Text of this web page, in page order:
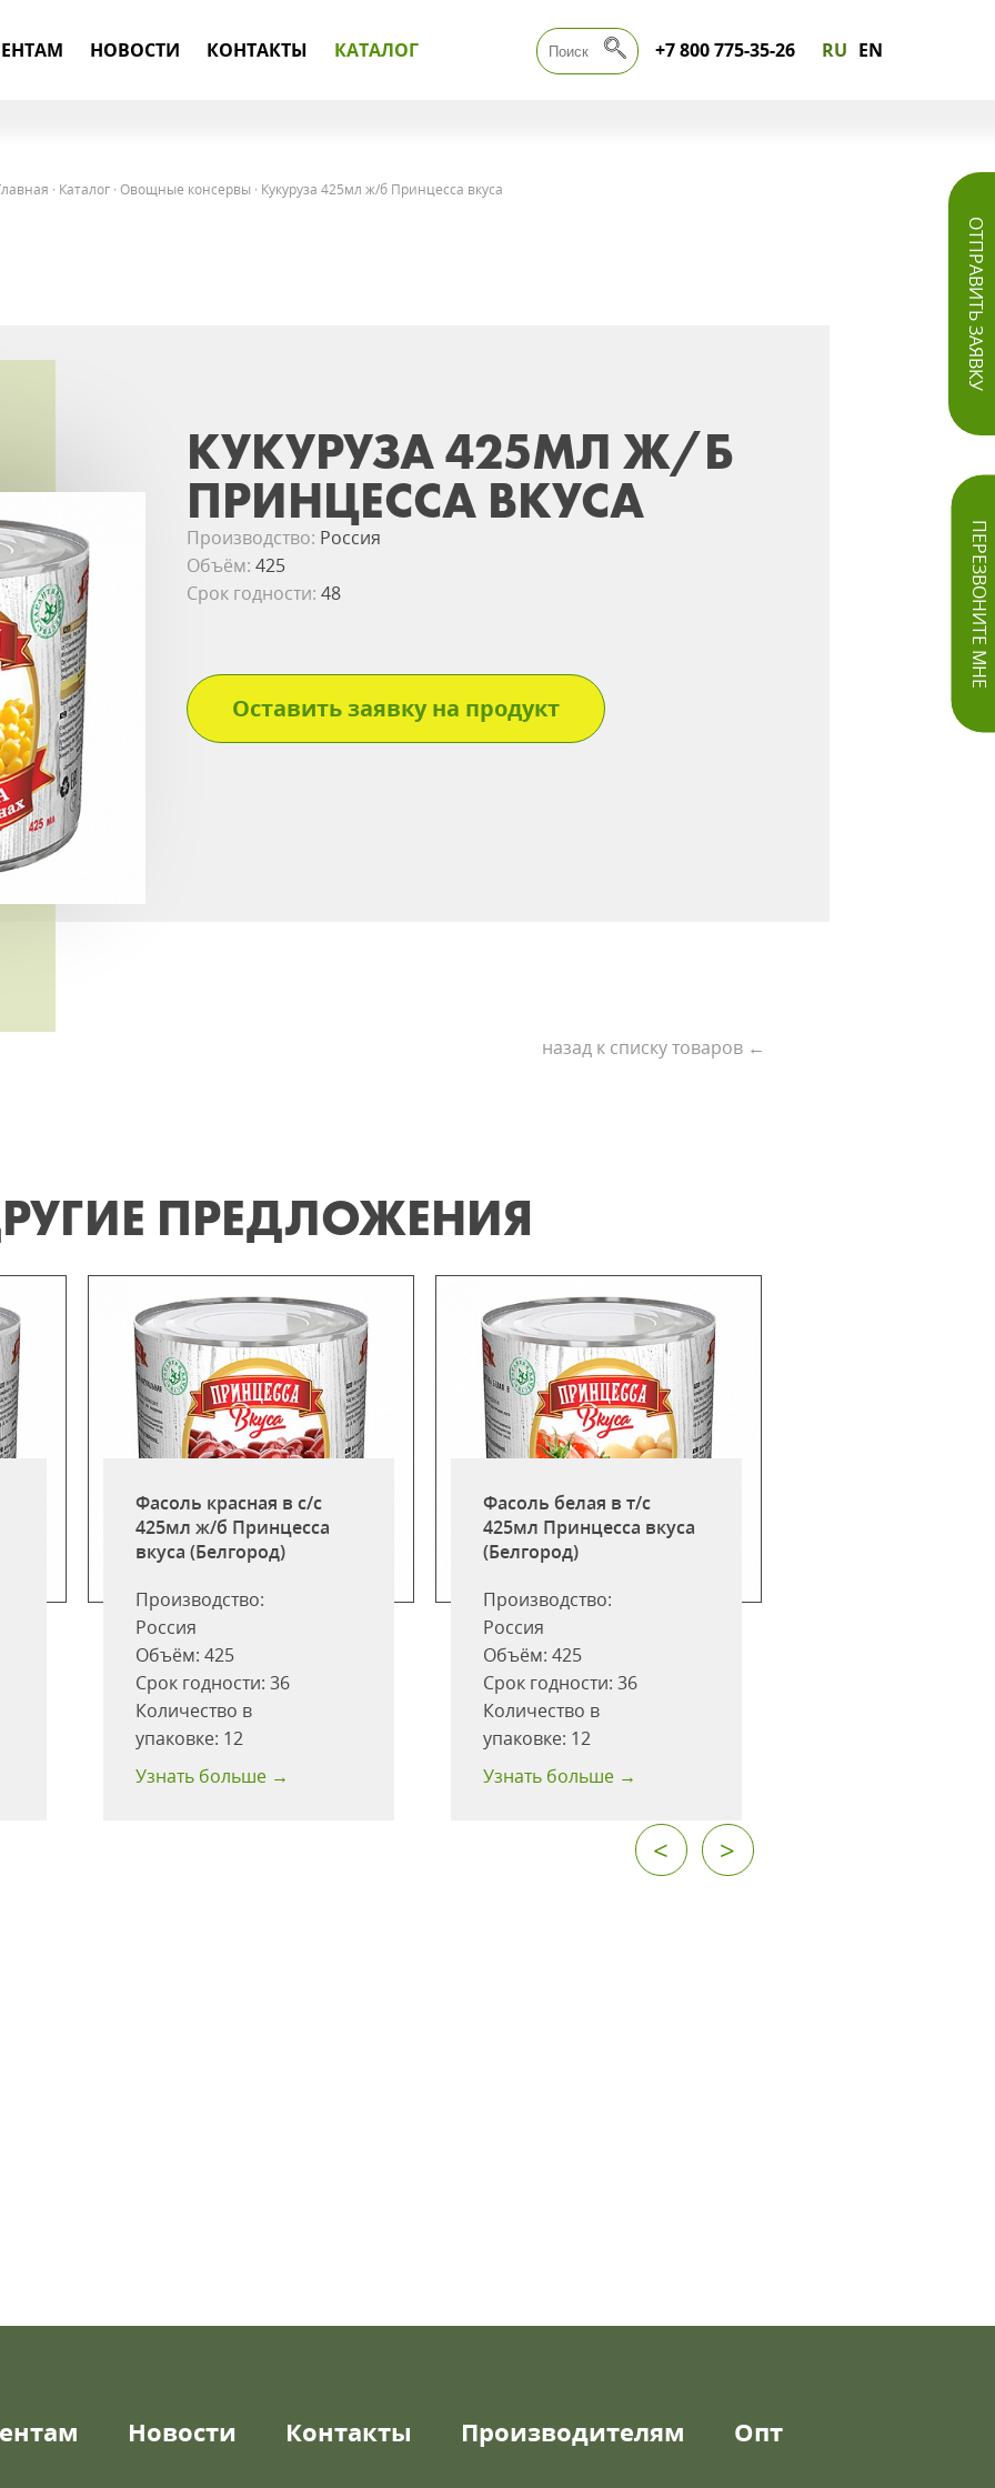
НОВОСТИ КОНТАКТЫ КАТАЛОГ +7 800 775-35-26 RU EN
ОТПРАВИТЬ ЗАЯВКУ
ПЕРЕЗВОНИТЕ МНЕ
· Каталог · Овощные консервы · Кукуруза 425мл ж/б Принцесса вкуса
КУКУРУЗА 425МЛ Ж/Б
ПРИНЦЕССА ВКУСА
Производство: Россия
Объём:425
Срок годности:48
Оставить заявку на продукт
назад к списку товаров ←
ПРЕДЛОЖЕНИЯ
Фасоль красная в с/с
425мл ж/б Принцесса
вкуса (Белгород)
Производство:
Россия
Объём:425
Срок годности:36
Количество в
упаковке: 12
Узнать больше →
Фасоль белая в т/с
425мл Принцесса вкуса
(Белгород)
Производство:
Россия
Объём:425
Срок годности:36
Количество в
упаковке: 12
Узнать больше →
< >
Новости Контакты Производителям Опт